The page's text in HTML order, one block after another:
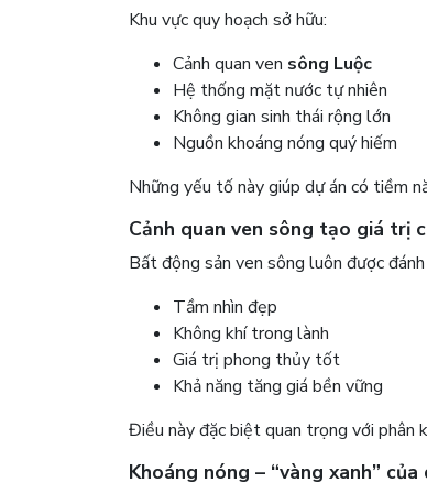
Khu vực quy hoạch sở hữu:
Cảnh quan ven sông Luộc
Hệ thống mặt nước tự nhiên
Không gian sinh thái rộng lớn
Nguồn khoáng nóng quý hiếm
Những yếu tố này giúp dự án có tiềm
Cảnh quan ven sông tạo giá trị
Bất động sản ven sông luôn được đánh
Tầm nhìn đẹp
Không khí trong lành
Giá trị phong thủy tốt
Khả năng tăng giá bền vững
Điều này đặc biệt quan trọng với phân
Khoáng nóng – “vàng xanh”